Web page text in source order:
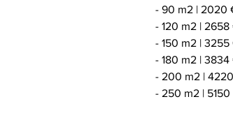
- 90 m2 | 2020
- 120 m2 |
- 150 m2 |
- 180 m2 |
- 200 m2 |
- 250 m2 |